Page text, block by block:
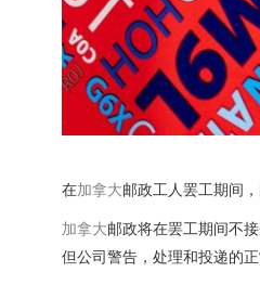
在加拿大邮政工人罢工期间
加拿大邮政将在罢工期间不
但公司警告，处理和投递的